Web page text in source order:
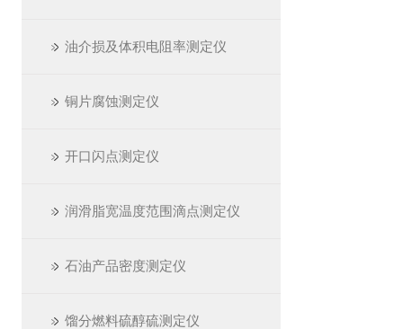
油介损及体积电阻率测定仪
铜片腐蚀测定仪
开口闪点测定仪
润滑脂宽温度范围滴点测定仪
石油产品密度测定仪
馏分燃料硫醇硫测定仪